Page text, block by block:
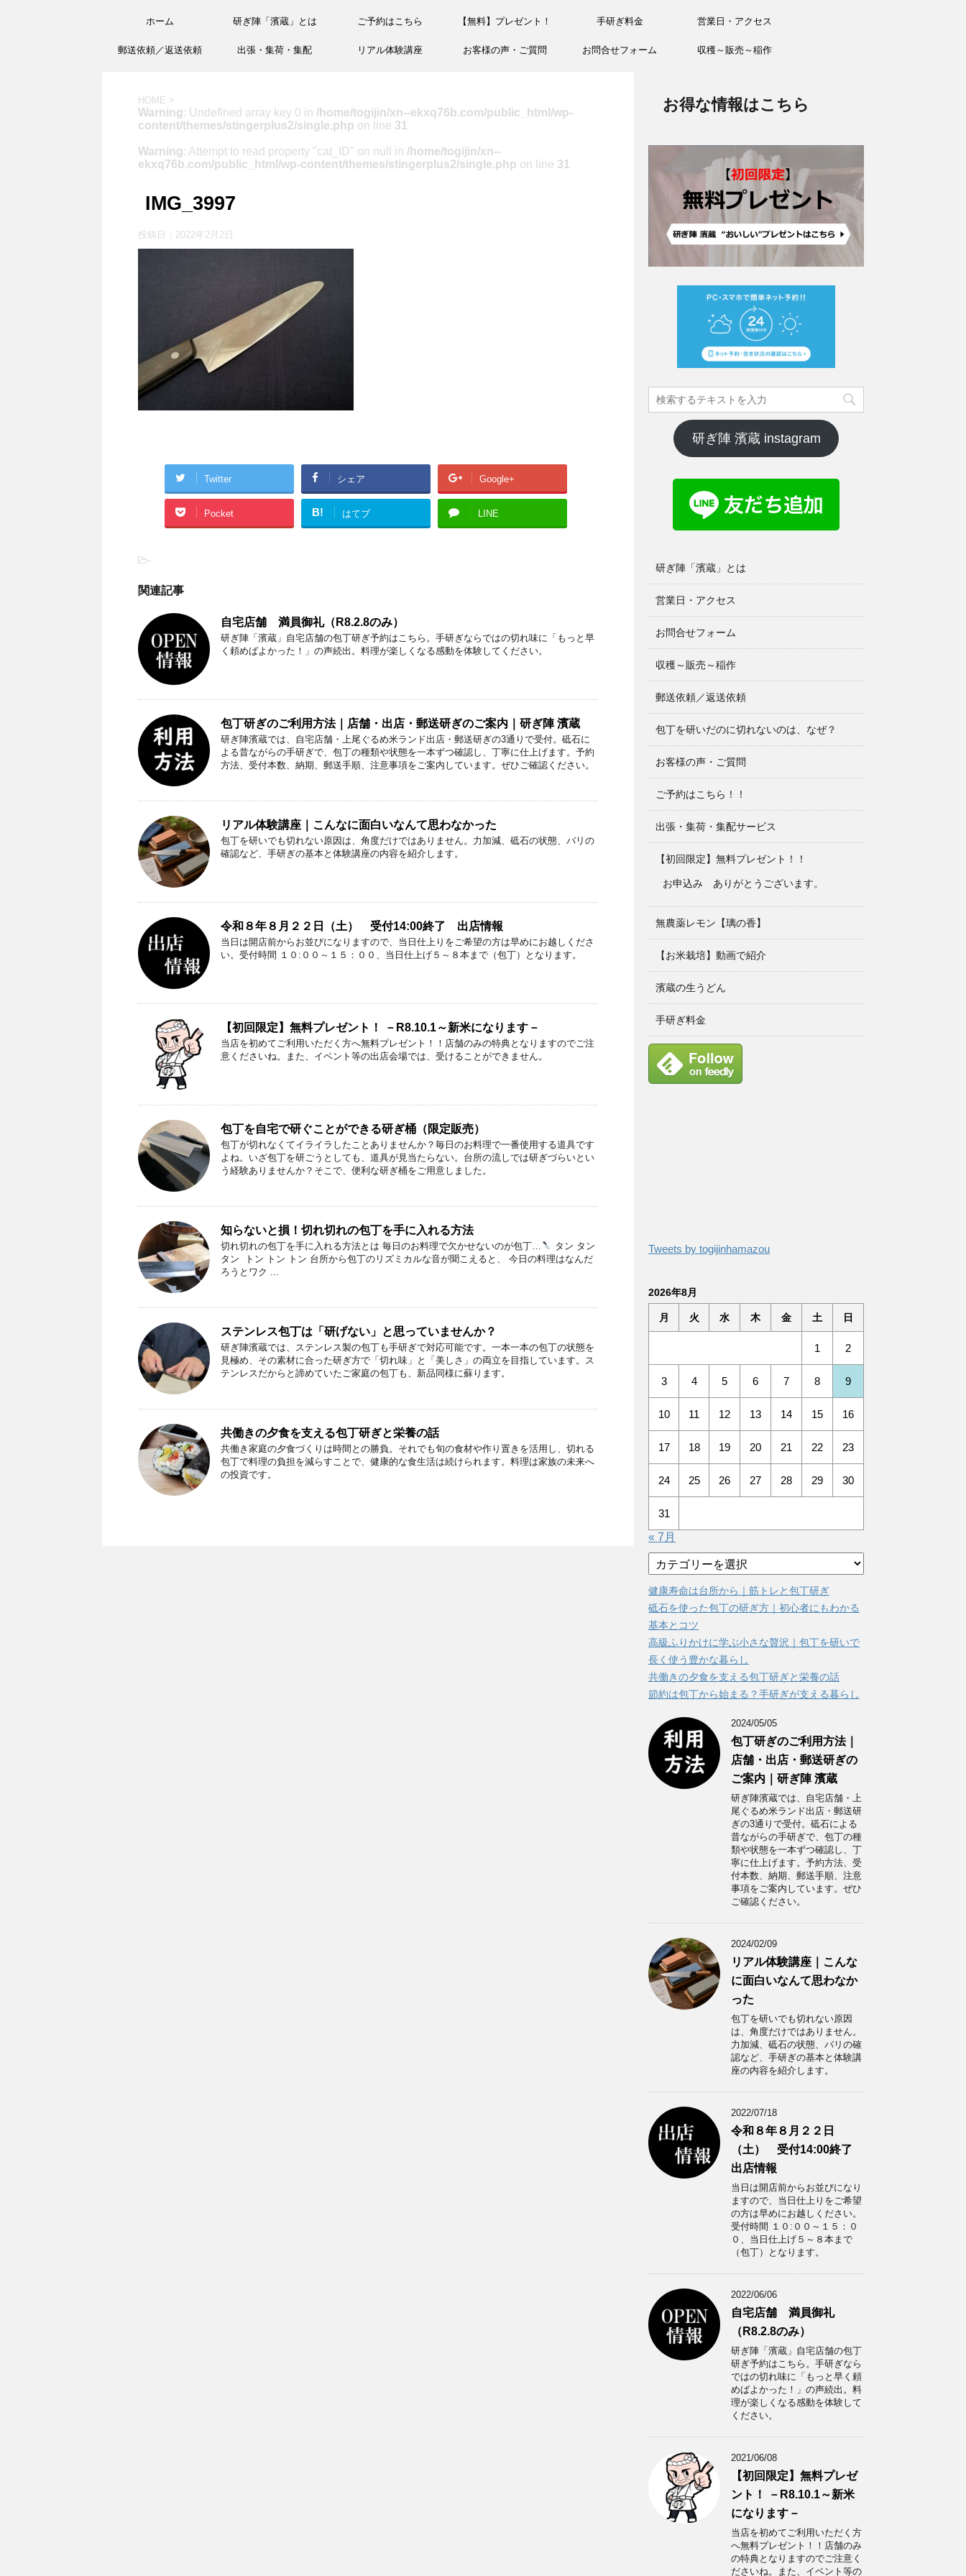
ホーム 研ぎ陣「濱蔵」とは ご予約はこちら 【無料】プレゼント！ 手研ぎ料金 営業日・アクセス
郵送依頼／返送依頼 出張・集荷・集配 リアル体験講座 お客様の声・ご質問 お問合せフォーム 収穫～販売～稲作
HOME >
Warning: Undefined array key 0 in /home/togijin/xn--ekxq76b.com/public_html/wp-
content/themes/stingerplus2/single.php on line 31
Warning: Attempt to read property "cat_ID" on null in /home/togijin/xn--
ekxq76b.com/public_html/wp-content/themes/stingerplus2/single.php on line 31
IMG_3997
投稿日： 2022年2月2日
Twitter シェア Google+
Pocket B! はてブ LINE
-
関連記事
自宅店舗 満員御礼（R8.2.8のみ）
研ぎ陣「濱蔵」自宅店舗の包丁研ぎ予約はこちら。手研ぎならではの切れ味に「もっと早
く頼めばよかった！」の声続出。料理が楽しくなる感動を体験してください。
包丁研ぎのご利用方法｜店舗・出店・郵送研ぎのご案内｜研ぎ陣 濱蔵
研ぎ陣濱蔵では、自宅店舗・上尾ぐるめ米ランド出店・郵送研ぎの3通りで受付。砥石に
よる昔ながらの手研ぎで、包丁の種類や状態を一本ずつ確認し、丁寧に仕上げます。予約
方法、受付本数、納期、郵送手順、注意事項をご案内しています。ぜひご確認ください。
リアル体験講座｜こんなに面白いなんて思わなかった
包丁を研いでも切れない原因は、角度だけではありません。力加減、砥石の状態、バリの
確認など、手研ぎの基本と体験講座の内容を紹介します。
令和８年８月２２日（土） 受付14:00終了 出店情報
当日は開店前からお並びになりますので、当日仕上りをご希望の方は早めにお越しくださ
い。受付時間 １０:００～１５：００、当日仕上げ５～８本まで（包丁）となります。
【初回限定】無料プレゼント！ －R8.10.1～新米になります－
当店を初めてご利用いただく方へ無料プレゼント！！店舗のみの特典となりますのでご注
意くださいね。また、イベント等の出店会場では、受けることができません。
包丁を自宅で研ぐことができる研ぎ桶（限定販売）
包丁が切れなくてイライラしたことありませんか？毎日のお料理で一番使用する道具です
よね。いざ包丁を研ごうとしても、道具が見当たらない。台所の流しでは研ぎづらいとい
う経験ありませんか？そこで、便利な研ぎ桶をご用意しました。
知らないと損！切れ切れの包丁を手に入れる方法
切れ切れの包丁を手に入れる方法とは 毎日のお料理で欠かせないのが包丁…
タン タン
タン トン トン トン 台所から包丁のリズミカルな音が聞こえると、 今日の料理はなんだ
ろうとワク ...
ステンレス包丁は「研げない」と思っていませんか？
研ぎ陣濱蔵では、ステンレス製の包丁も手研ぎで対応可能です。一本一本の包丁の状態を
見極め、その素材に合った研ぎ方で「切れ味」と「美しさ」の両立を目指しています。ス
テンレスだからと諦めていたご家庭の包丁も、新品同様に蘇ります。
共働きの夕食を支える包丁研ぎと栄養の話
共働き家庭の夕食づくりは時間との勝負。それでも旬の食材や作り置きを活用し、切れる
包丁で料理の負担を減らすことで、健康的な食生活は続けられます。料理は家族の未来へ
の投資です。
お得な情報はこちら
研ぎ陣 濱蔵 instagram
研ぎ陣「濱蔵」とは
営業日・アクセス
お問合せフォーム
収穫～販売～稲作
郵送依頼／返送依頼
包丁を研いだのに切れないのは、なぜ？
お客様の声・ご質問
ご予約はこちら！！
出張・集荷・集配サービス
【初回限定】無料プレゼント！！
お申込み ありがとうございます。
無農薬レモン【璃の香】
【お米栽培】動画で紹介
濱蔵の生うどん
手研ぎ料金
Tweets by togijinhamazou
2026年8月
月 火 水 木 金 土 日
1 2
3 4 5 6 7 8 9
10 11 12 13 14 15 16
17 18 19 20 21 22 23
24 25 26 27 28 29 30
31
« 7月
テ
ゴ
リ
ー
健康寿命は台所から｜筋トレと包丁研ぎ
砥石を使った包丁の研ぎ方｜初心者にもわかる
基本とコツ
高級ふりかけに学ぶ小さな贅沢｜包丁を研いで
長く使う豊かな暮らし
共働きの夕食を支える包丁研ぎと栄養の話
節約は包丁から始まる？手研ぎが支える暮らし
2024/05/05
包丁研ぎのご利用方法｜
店舗・出店・郵送研ぎの
ご案内｜研ぎ陣 濱蔵
研ぎ陣濱蔵では、自宅店舗・上
尾ぐるめ米ランド出店・郵送研
ぎの3通りで受付。砥石による
昔ながらの手研ぎで、包丁の種
類や状態を一本ずつ確認し、丁
寧に仕上げます。予約方法、受
付本数、納期、郵送手順、注意
事項をご案内しています。ぜひ
ご確認ください。
2024/02/09
リアル体験講座｜こんな
に面白いなんて思わなか
った
包丁を研いでも切れない原因
は、角度だけではありません。
力加減、砥石の状態、バリの確
認など、手研ぎの基本と体験講
座の内容を紹介します。
2022/07/18
令和８年８月２２日
（土） 受付14:00終了
出店情報
当日は開店前からお並びになり
ますので、当日仕上りをご希望
の方は早めにお越しください。
受付時間 １０:００～１５：０
０、当日仕上げ５～８本まで
（包丁）となります。
2022/06/06
自宅店舗 満員御礼
（R8.2.8のみ）
研ぎ陣「濱蔵」自宅店舗の包丁
研ぎ予約はこちら。手研ぎなら
ではの切れ味に「もっと早く頼
めばよかった！」の声続出。料
理が楽しくなる感動を体験して
ください。
2021/06/08
【初回限定】無料プレゼ
ント！ －R8.10.1～新米
になります－
当店を初めてご利用いただく方
へ無料プレゼント！！店舗のみ
の特典となりますのでご注意く
ださいね。また、イベント等の